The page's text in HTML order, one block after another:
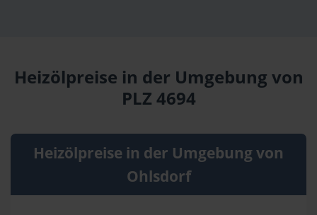
Heizölpreise in der Umgebung von
PLZ 4694
Heizölpreise in der Umgebung von
Ohlsdorf